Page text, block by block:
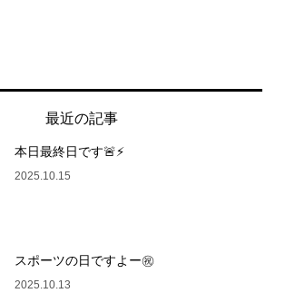
最近の記事
本日最終日です🚨⚡
2025.10.15
スポーツの日ですよー㊗️
2025.10.13